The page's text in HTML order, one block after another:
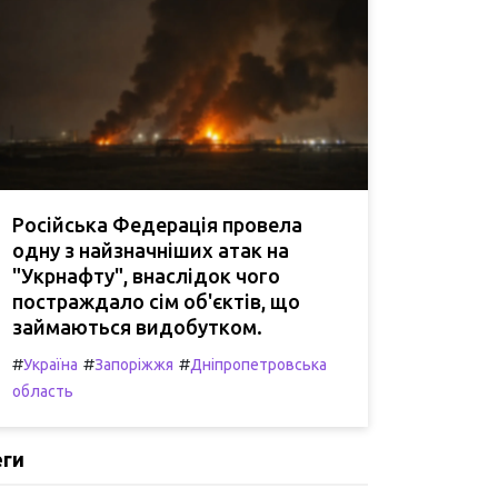
Російська Федерація провела
одну з найзначніших атак на
"Укрнафту", внаслідок чого
постраждало сім об'єктів, що
займаються видобутком.
#Україна #Запоріжжя #Дніпропетровська
область